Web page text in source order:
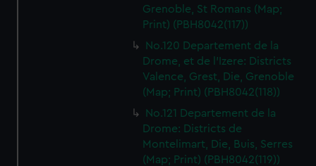
Grenoble, St Romans (Map;
Print) (PBH8042(117))
No.120 Departement de la
Drome, et de l'Izere: Districts
Valence, Grest, Die, Grenoble
(Map; Print) (PBH8042(118))
No.121 Departement de la
Drome: Districts de
Montelimart, Die, Buis, Serres
(Map; Print) (PBH8042(119))